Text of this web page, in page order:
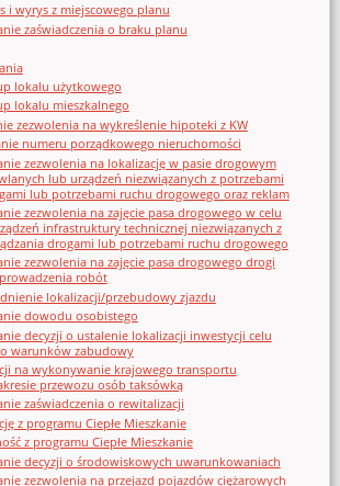
i wyrys z miejscowego planu
zaświadczenia o braku planu
lokalu użytkowego
lokalu mieszkalnego
zezwolenia na wykreślenie hipoteki z KW
numeru porządkowego nieruchomości
zezwolenia na lokalizację w pasie drogowym
lub urządzeń niezwiązanych z potrzebami
lub potrzebami ruchu drogowego oraz reklam
zezwolenia na zajęcie pasa drogowego w celu
infrastruktury technicznej niezwiązanych z
drogami lub potrzebami ruchu drogowego
zezwolenia na zajęcie pasa drogowego drogi
robót
lokalizacji/przebudowy zjazdu
dowodu osobistego
decyzji o ustalenie lokalizacji inwestycji celu
warunków zabudowy
na wykonywanie krajowego transportu
przewozu osób taksówką
zaświadczenia o rewitalizacji
z programu Ciepłe Mieszkanie
z programu Ciepłe Mieszkanie
decyzji o środowiskowych uwarunkowaniach
zezwolenia na przejazd pojazdów ciężarowych